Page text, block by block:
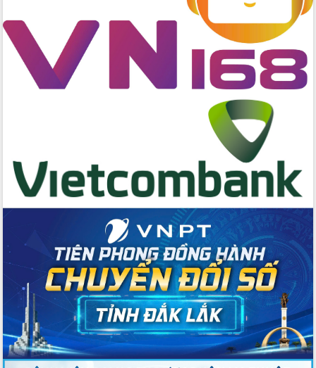
Lãnh đạo tỉnh dâng hương tưởng niệm
tại Đập Đồng Cam đầu Xuân Bính Ngọ
Ngành nông nghiệp phấn đấu tăng
trưởng đạt 5,86% trong năm 2026
UBND tỉnh Đắk Lắk triển khai công tác
Chủ tịch UBND tỉnh Tạ Anh Tuấn thăm,
chúc mừng các bệnh viện nhân Ngày
Thầy thuốc Việt Nam
Rộn ràng lễ hội truyền thống Sông
nước Đà Nông lần thứ I năm 2026
Kỳ họp Chuyên đề lần thứ Năm, HĐND
tỉnh Đắk Lắk thông qua các nghị quyết
quan trọng
Thống nhất danh sách giới thiệu ứng
cử đại biểu Quốc hội khoá XVI và đại
biểu HĐND tỉnh Đắk Lắk, nhiệm kỳ
2026-2031
Phát động hai phong trào thi đua quan